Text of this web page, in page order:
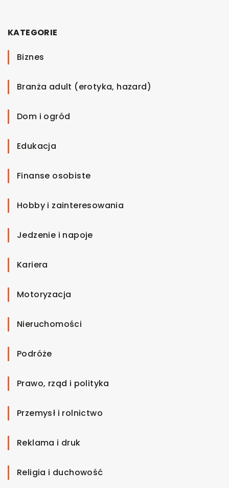
KATEGORIE
Biznes
Branża adult (erotyka, hazard)
Dom i ogród
Edukacja
Finanse osobiste
Hobby i zainteresowania
Jedzenie i napoje
Kariera
Motoryzacja
Nieruchomości
Podróże
Prawo, rząd i polityka
Przemysł i rolnictwo
Reklama i druk
Religia i duchowość